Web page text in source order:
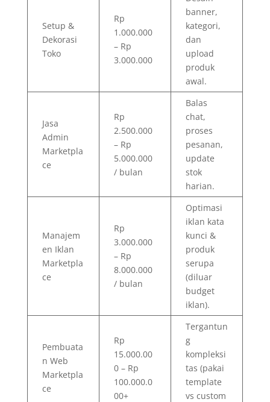
Setup &
Dekorasi
Toko
Rp
1.000.000
– Rp
3.000.000
banner,
kategori,
dan
upload
produk
awal.
Jasa
Admin
Marketpla
ce
Rp
2.500.000
– Rp
5.000.000
/ bulan
Balas
chat,
proses
pesanan,
update
stok
harian.
Manajem
en Iklan
Marketpla
ce
Rp
3.000.000
– Rp
8.000.000
/ bulan
Optimasi
iklan kata
kunci &
produk
serupa
(diluar
budget
iklan).
Pembuata
n Web
Marketpla
ce
Rp
15.000.00
0 – Rp
100.000.0
00+
Tergantun
g
kompleksi
tas (pakai
template
vs custom